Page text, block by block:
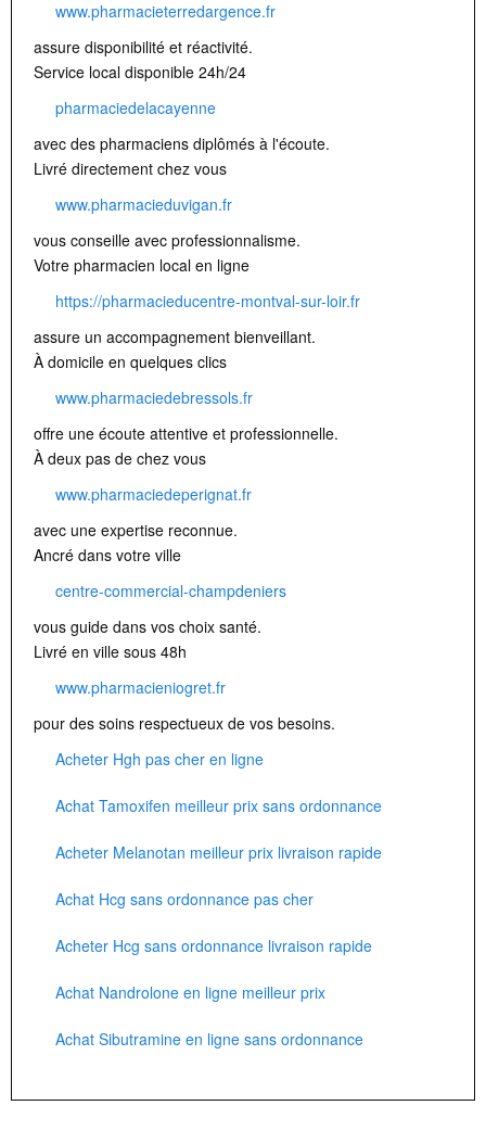
www.pharmacieterredargence.fr
assure disponibilité et réactivité.
Service local disponible 24h/24
pharmaciedelacayenne
avec des pharmaciens diplômés à l'écoute.
Livré directement chez vous
www.pharmacieduvigan.fr
vous conseille avec professionnalisme.
Votre pharmacien local en ligne
https://pharmacieducentre-montval-sur-loir.fr
assure un accompagnement bienveillant.
À domicile en quelques clics
www.pharmaciedebressols.fr
offre une écoute attentive et professionnelle.
À deux pas de chez vous
www.pharmaciedeperignat.fr
avec une expertise reconnue.
Ancré dans votre ville
centre-commercial-champdeniers
vous guide dans vos choix santé.
Livré en ville sous 48h
www.pharmacieniogret.fr
pour des soins respectueux de vos besoins.
Acheter Hgh pas cher en ligne
Achat Tamoxifen meilleur prix sans ordonnance
Acheter Melanotan meilleur prix livraison rapide
Achat Hcg sans ordonnance pas cher
Acheter Hcg sans ordonnance livraison rapide
Achat Nandrolone en ligne meilleur prix
Achat Sibutramine en ligne sans ordonnance